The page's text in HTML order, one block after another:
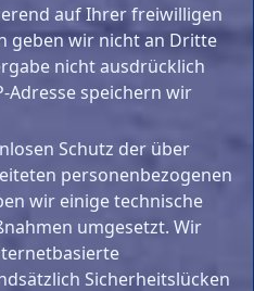
auf Ihrer freiwilligen
geben wir nicht an Dritte
nicht ausdrücklich
Adresse speichern wir
Schutz der über
personenbezogenen
wir einige technische
umgesetzt. Wir
Sicherheitslücken